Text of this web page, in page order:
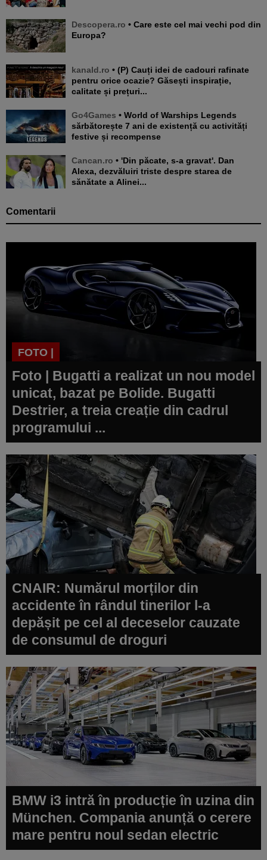
Descopera.ro • Care este cel mai vechi pod din
Europa?
kanald.ro • (P) Cauți idei de cadouri rafinate
pentru orice ocazie? Găsești inspirație,
calitate și prețuri...
Go4Games • World of Warships Legends
sărbătorește 7 ani de existență cu activități
festive și recompense
Cancan.ro • 'Din păcate, s-a gravat'. Dan
Alexa, dezvăluiri triste despre starea de
sănătate a Alinei...
Comentarii
FOTO |
Foto | Bugatti a realizat un nou model
unicat, bazat pe Bolide. Bugatti
Destrier, a treia creație din cadrul
programului ...
CNAIR: Numărul morților din
accidente în rândul tinerilor l-a
depășit pe cel al deceselor cauzate
de consumul de droguri
BMW i3 intră în producție în uzina din
München. Compania anunță o cerere
mare pentru noul sedan electric